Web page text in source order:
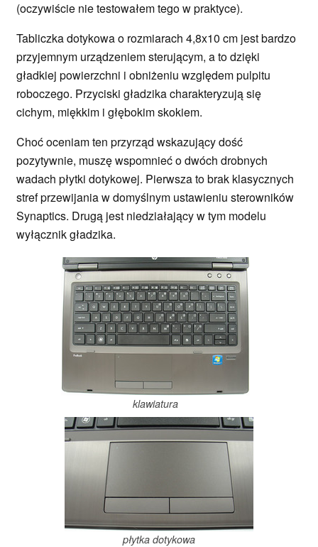
(oczywiście nie testowałem tego w praktyce).
Tabliczka dotykowa o rozmiarach 4,8x10 cm jest bardzo
przyjemnym urządzeniem sterującym, a to dzięki
gładkiej powierzchni i obniżeniu względem pulpitu
roboczego. Przyciski gładzika charakteryzują się
cichym, miękkim i głębokim skokiem.
Choć oceniam ten przyrząd wskazujący dość
pozytywnie, muszę wspomnieć o dwóch drobnych
wadach płytki dotykowej. Pierwsza to brak klasycznych
stref przewijania w domyślnym ustawieniu sterowników
Synaptics. Drugą jest niedziałający w tym modelu
wyłącznik gładzika.
klawiatura
płytka dotykowa